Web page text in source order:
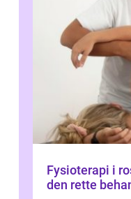
Fysioterapi i
den rette